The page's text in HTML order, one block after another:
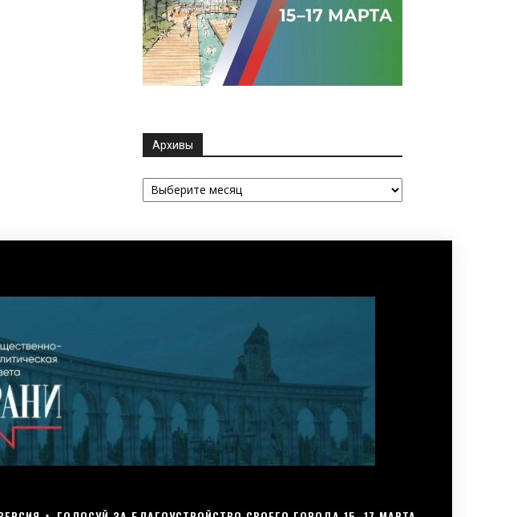
Архивы
Архивы